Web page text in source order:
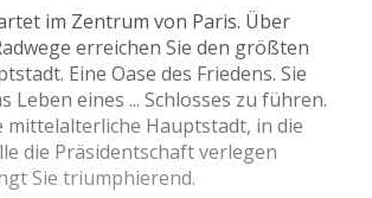
im Zentrum von Paris. Über
erreichen Sie den größten
Eine Oase des Friedens. Sie
Leben eines ... Schlosses zu führen.
mittelalterliche Hauptstadt, in die
die Präsidentschaft verlegen
Sie triumphierend.